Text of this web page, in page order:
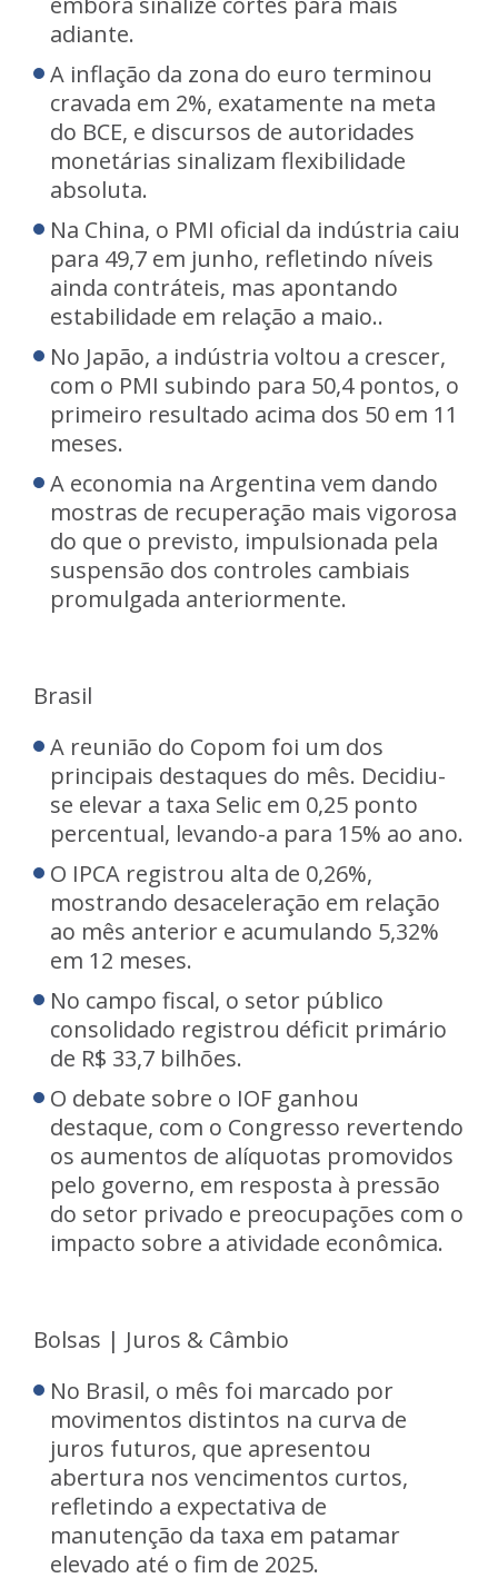
adiante.
A inflação da zona do euro terminou
cravada em 2%, exatamente na meta
do BCE, e discursos de autoridades
monetárias sinalizam flexibilidade
absoluta.
Na China, o PMI oficial da indústria caiu
para 49,7 em junho, refletindo níveis
ainda contráteis, mas apontando
estabilidade em relação a maio..
No Japão, a indústria voltou a crescer,
com o PMI subindo para 50,4 pontos, o
primeiro resultado acima dos 50 em 11
meses.
A economia na Argentina vem dando
mostras de recuperação mais vigorosa
do que o previsto, impulsionada pela
suspensão dos controles cambiais
promulgada anteriormente.
Brasil
A reunião do Copom foi um dos
principais destaques do mês. Decidiu-
se elevar a taxa Selic em 0,25 ponto
percentual, levando-a para 15% ao ano.
O IPCA registrou alta de 0,26%,
mostrando desaceleração em relação
ao mês anterior e acumulando 5,32%
em 12 meses.
No campo fiscal, o setor público
consolidado registrou déficit primário
de R$ 33,7 bilhões.
O debate sobre o IOF ganhou
destaque, com o Congresso revertendo
os aumentos de alíquotas promovidos
pelo governo, em resposta à pressão
do setor privado e preocupações com o
impacto sobre a atividade econômica.
Bolsas | Juros & Câmbio
No Brasil, o mês foi marcado por
movimentos distintos na curva de
juros futuros, que apresentou
abertura nos vencimentos curtos,
refletindo a expectativa de
manutenção da taxa em patamar
elevado até o fim de 2025.